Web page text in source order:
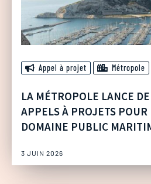
Appel à projet Métropole
LA MÉTROPOLE LANCE
APPELS À PROJETS
DOMAINE PUBLIC
3 JUIN 2026